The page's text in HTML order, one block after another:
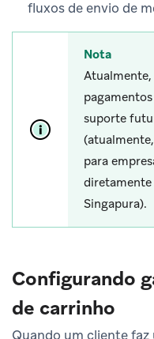
fluxos de envio de
Nota
suporte
para
diretamente
Singapura).
Configurando
de carrinho
Quando um cliente